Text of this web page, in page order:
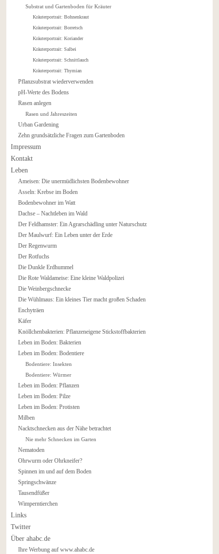
Substrat und Gartenboden für Kräuter
Kräuterportrait: Bohnenkraut
Kräuterportrait: Borretsch
Kräuterportrait: Koriander
Kräuterportrait: Salbei
Kräuterportrait: Schnittlauch
Kräuterportrait: Thymian
Pflanzsubstrat wiederverwenden
pH-Werte des Bodens
Rasen anlegen
Rasen und Jahreszeiten
Urban Gardening
Zehn grundsätzliche Fragen zum Gartenboden
Impressum
Kontakt
Leben
Ameisen: Die unermüdlichsten Bodenbewohner
Asseln: Krebse im Boden
Bodenbewohner im Watt
Dachse – Nachtleben im Wald
Der Feldhamster: Ein Agrarschädling unter Naturschutz
Der Maulwurf: Ein Leben unter der Erde
Der Regenwurm
Der Rotfuchs
Die Dunkle Erdhummel
Die Rote Waldameise: Eine kleine Waldpolizei
Die Weinbergschnecke
Die Wühlmaus: Ein kleines Tier macht großen Schaden
Enchyträen
Käfer
Knöllchenbakterien: Pflanzeneigene Stickstoffbakterien
Leben im Boden: Bakterien
Leben im Boden: Bodentiere
Bodentiere: Insekten
Bodentiere: Würmer
Leben im Boden: Pflanzen
Leben im Boden: Pilze
Leben im Boden: Protisten
Milben
Nacktschnecken aus der Nähe betrachtet
Nie mehr Schnecken im Garten
Nematoden
Ohrwurm oder Ohrkneifer?
Spinnen im und auf dem Boden
Springschwänze
Tausendfüßer
Wimperntierchen
Links
Twitter
Über ahabc.de
Ihre Werbung auf www.ahabc.de